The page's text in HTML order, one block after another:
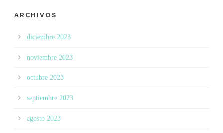
ARCHIVOS
diciembre 2023
noviembre 2023
octubre 2023
septiembre 2023
agosto 2023